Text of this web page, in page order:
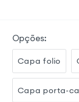
Opções:
Capa folio
Capa porta-